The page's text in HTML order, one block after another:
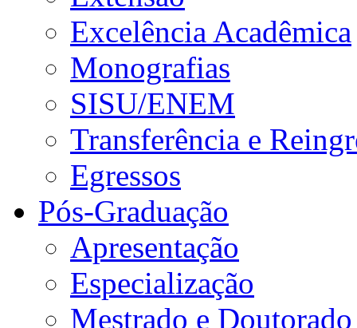
Excelência Acadêmica
Monografias
SISU/ENEM
Transferência e
Egressos
Pós-Graduação
Apresentação
Especialização
Mestrado e Doutorado